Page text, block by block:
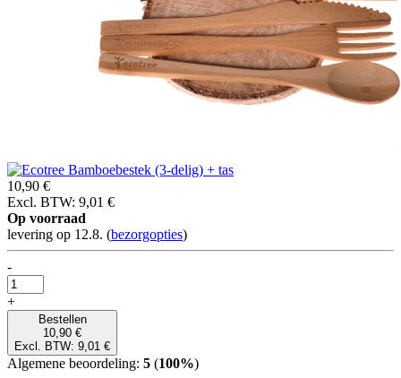
10,90 €
Excl. BTW: 9,01 €
Op voorraad
levering op 12.8. (bezorgopties)
-
+
Bestellen
10,90 €
Excl. BTW: 9,01 €
Algemene beoordeling: 5 (100%)